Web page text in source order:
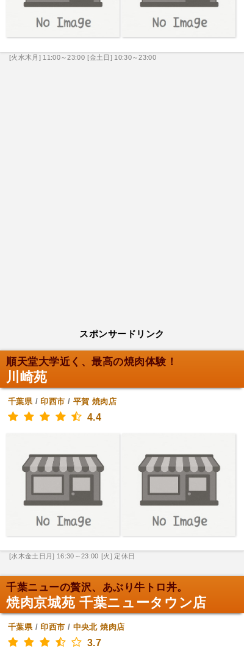
[火水木月] 11:00～23:00 [金土日] 10:30～23:00
スポンサードリンク
順天堂大学近く、最高の焼肉体験！
川崎苑
千葉県/ 印西市 / 平賀 焼肉店
4.4
[水木金土日月] 16:30～23:00 [火] 定休日
千葉ニューの贅沢、あぶり牛トロ丼。
焼肉京城苑 千葉ニュータウン店
千葉県/ 印西市 / 中央北 焼肉店
3.7